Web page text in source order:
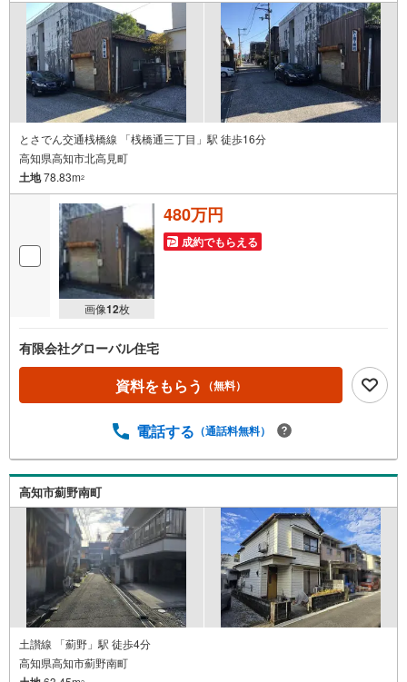
とさでん交通桟橋線 「桟橋通三丁目」駅 徒歩16分
高知県高知市北高見町
土地78.83m2
画像12枚
480万円
成約でもらえる
有限会社グローバル住宅
資料をもらう （無料）
電話する （通話料無料）
高知市薊野南町
土讃線 「薊野」駅 徒歩4分
高知県高知市薊野南町